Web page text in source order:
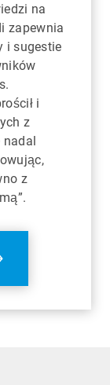
na
zapewnia
i sugestie
i
z
nadal
z